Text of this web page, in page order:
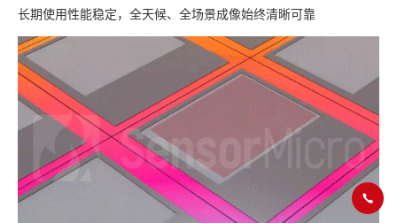
长期使用性能稳定，全天候、全场景成像始终清晰可靠